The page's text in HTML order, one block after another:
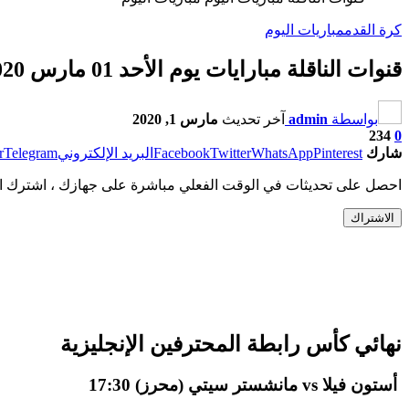
كرة القدممباريات اليوم
قنوات الناقلة مبارايات يوم الأحد 01 مارس 2020
بواسطة admin آخر تحديث مارس 1, 2020
0
234
شارك
FacebookTwitterWhatsAppPinterest البريد الإلكترونيTelegram
احصل على تحديثات في الوقت الفعلي مباشرة على جهازك ، اشترك
الاشتراك
نهائي كأس رابطة المحترفين الإنجليزية
أستون فيلا vs مانشستر سيتي (محرز) 17:30